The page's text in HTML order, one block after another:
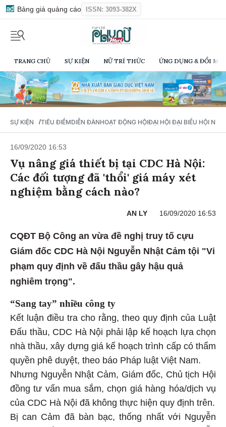
Bảng giá quảng cáo ISSN: 3093-382X
TRANG CHỦ SỰ KIỆN NỮ TRÍ THỨC ỨNG DỤNG & ĐỔI
SỰ KIỆN / TIÊU ĐIỂMDIỄN ĐÀNHOẠT ĐỘNG HỘIĐẠI HỘI ĐẠI BIỂU HỘI NỮ
16/09/2020 16:53
Vụ nâng giá thiết bị tại CDC Hà Nội:
Các đối tượng đã 'thổi' giá máy xét
nghiệm bằng cách nào?
AN LY 16/09/2020 16:53
CQĐT Bộ Công an vừa đề nghị truy tố cựu
Giám đốc CDC Hà Nội Nguyễn Nhật Cảm tội "Vi
phạm quy định về đấu thầu gây hậu quả
nghiêm trọng".
“Sang tay” nhiều công ty
Kết luận điều tra cho rằng, theo quy định của Luật
Đấu thầu, CDC Hà Nội phải lập kế hoạch lựa chọn
nhà thầu, xây dựng giá kế hoạch trình cấp có thẩm
quyền phê duyệt, theo báo Pháp luật Việt Nam.
Nhưng Nguyễn Nhật Cảm, Giám đốc, Chủ tịch Hội
đồng tư vấn mua sắm, chọn giá hàng hóa/dịch vụ
của CDC Hà Nội đã không thực hiện quy định trên.
Bị can Cảm đã bàn bạc, thống nhất với Nguyễn